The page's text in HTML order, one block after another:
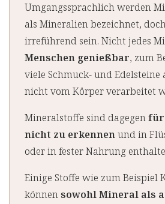
Umgangssprachlich werden
als Mineralien bezeichnet,
irreführend sein. Nicht jedes
Menschen genießbar, zum
viele Schmuck- und Edelsteine
nicht vom Körper verarbeitet
Mineralstoffe sind dagegenfür
nicht zu erkennenund in
oder in fester Nahrung
Einige Stoffe wie zum Beispiel
könnensowohl Mineral als